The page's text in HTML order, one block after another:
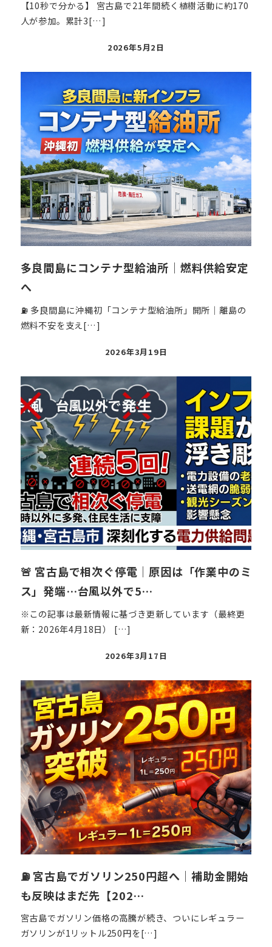
【10秒で分かる】 宮古島で21年間続く植樹活動に約170
人が参加。累計3[…]
投
日
2026年5月2日
多良間島にコンテナ型給油所｜燃料供給安定
へ
⛽ 多良間島に沖縄初「コンテナ型給油所」開所｜離島の
燃料不安を支え[…]
投
日
2026年3月19日
🚨 宮古島で相次ぐ停電｜原因は「作業中のミ
ス」発端…台風以外で5…
※この記事は最新情報に基づき更新しています（最終更
新：2026年4月18日） […]
投
日
2026年3月17日
⛽ 宮古島でガソリン250円超へ｜補助金開始
も反映はまだ先【202…
宮古島でガソリン価格の高騰が続き、ついにレギュラー
ガソリンが1リットル250円を[…]